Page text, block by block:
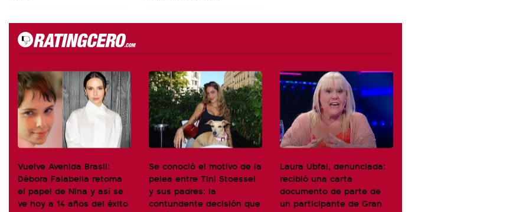
Vuelve Avenida Brasil:
Débora Falabella retoma
el papel de Nina y así se
ve hoy a 14 años del éxito
Se conoció el motivo de la
pelea entre Tini Stoessel
y sus padres: la
contundente decisión que
Laura Ubfal, denunciada:
recibió una carta
documento de parte de
un participante de Gran